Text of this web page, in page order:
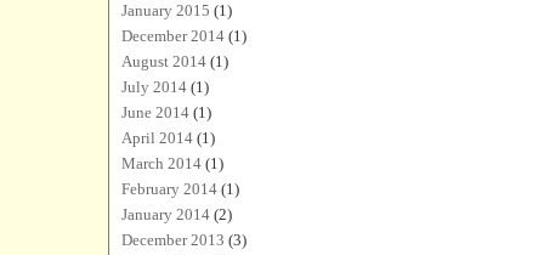
January 2015 (1)
December 2014 (1)
August 2014 (1)
July 2014 (1)
June 2014 (1)
April 2014 (1)
March 2014 (1)
February 2014 (1)
January 2014 (2)
December 2013 (3)